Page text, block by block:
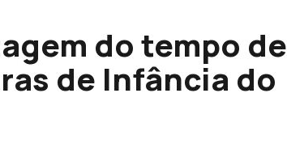
do tempo de
de Infância do